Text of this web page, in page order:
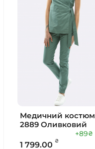
Медичний костюм
2889 Оливковий
1 799.00 ₴
+89₴